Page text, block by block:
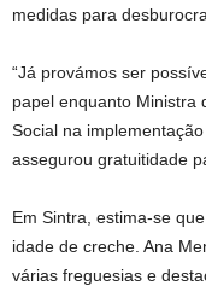
medidas para
“Já provámos ser
papel enquanto Ministra
Social na
assegurou gratuitidade
Em Sintra, estima-se
idade de creche. Ana
várias freguesias e